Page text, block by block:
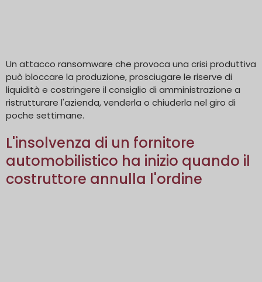
Un attacco ransomware che provoca una crisi produttiva
può bloccare la produzione, prosciugare le riserve di
liquidità e costringere il consiglio di amministrazione a
ristrutturare l'azienda, venderla o chiuderla nel giro di
poche settimane.
L'insolvenza di un fornitore
automobilistico ha inizio quando il
costruttore annulla l'ordine